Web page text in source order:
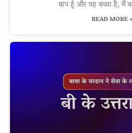
बाप हूँ और यह बच्चा है, मैं
READ MORE »